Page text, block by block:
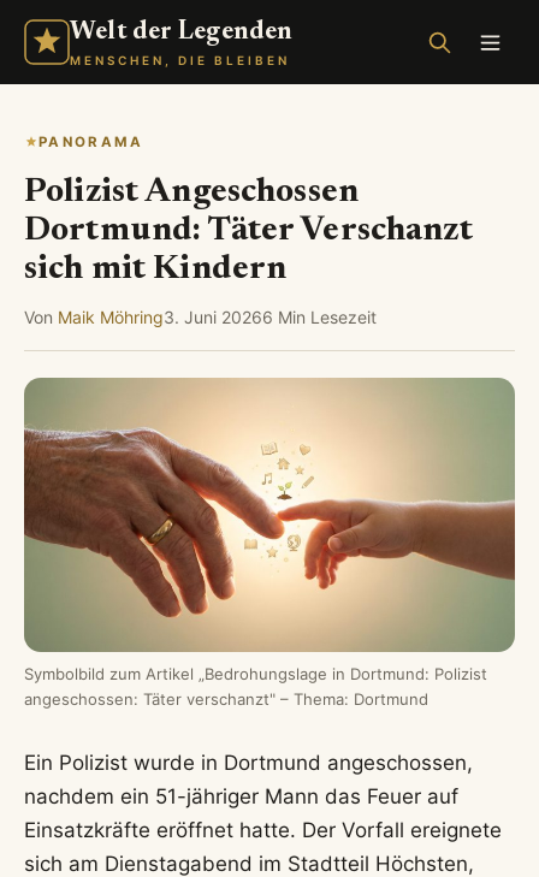
Welt der Legenden
MENSCHEN, DIE BLEIBEN
PANORAMA
Polizist Angeschossen
Dortmund: Täter Verschanzt
sich mit Kindern
Von Maik Möhring3. Juni 20266 Min Lesezeit
Symbolbild zum Artikel „Bedrohungslage in Dortmund: Polizist
angeschossen: Täter verschanzt" – Thema: Dortmund
Ein Polizist wurde in Dortmund angeschossen,
nachdem ein 51-jähriger Mann das Feuer auf
Einsatzkräfte eröffnet hatte. Der Vorfall ereignete
sich am Dienstagabend im Stadtteil Höchsten,